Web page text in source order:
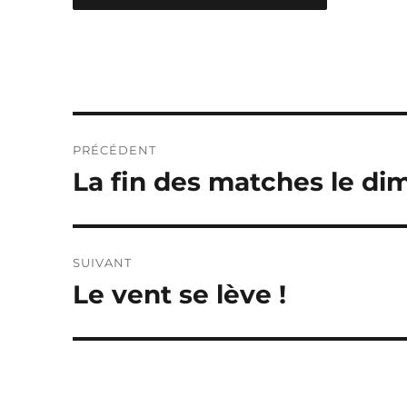
de
PRÉCÉDENT
Publication
La fin des matches le
SUIVANT
Publication
Le vent se lève !